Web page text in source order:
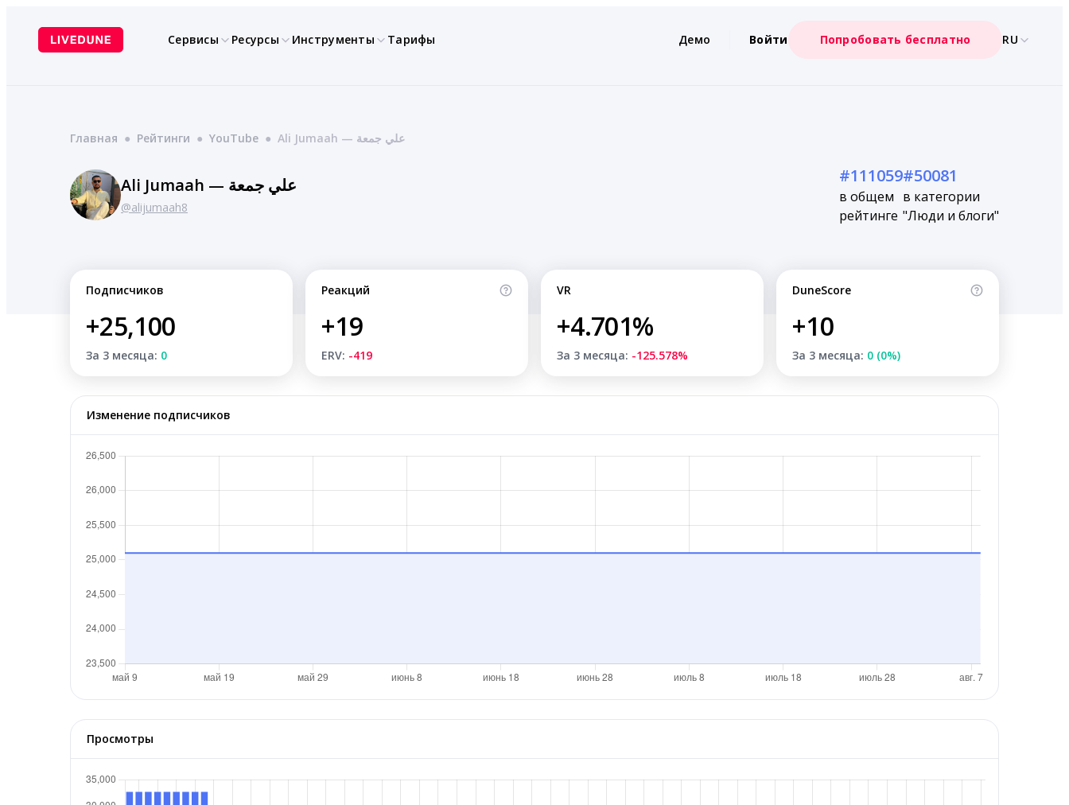
содержимому
Сервисы Ресурсы Инструменты Тарифы Демо Войти Попробовать бесплатно RU
Главная ● Рейтинги ● YouTube ● Ali Jumaah — علي جمعة
Ali Jumaah — علي جمعة
@alijumaah8
#111059
в общем
рейтинге
#50081
в категории
"Люди и блоги"
Подписчиков
+25,100
За 3 месяца: 0
Реакций
+19
ERV: -419
VR
+4.701%
За 3 месяца: -125.578%
DuneScore
+10
За 3 месяца: 0 (0%)
Изменение подписчиков
Просмотры